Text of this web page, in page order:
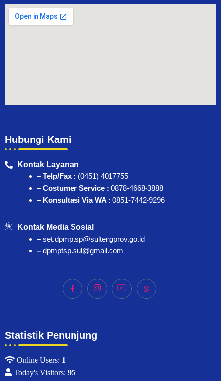
Hubungi Kami
Kontak Layanan
– Telp/Fax : (0451) 4017755
– Costumer Service : 0878-4668-3888
– Konsultasi Via WA : 0851-7442-9296
Kontak Media Sosial
– set.dpmptsp@sultengprov.go.id
– dpmptsp.sul@gmail.com
Statistik Penunjung
Online Users: 1
Today's Visitors: 95